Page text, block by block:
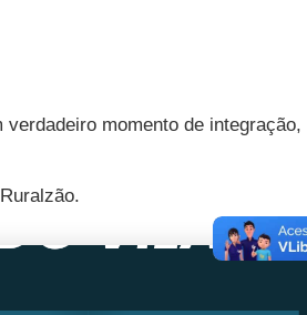
momento de integração,